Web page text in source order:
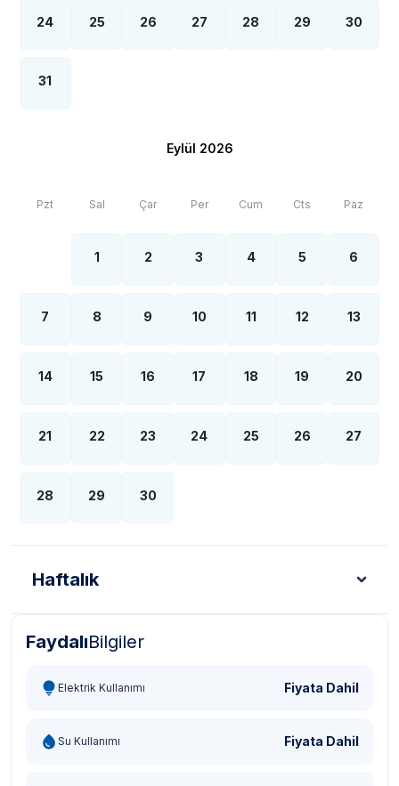
24 25 26 27 28 29 30
31
Eylül 2026
Pzt Sal Çar Per Cum Cts Paz
1 2 3 4 5 6
7 8 9 10 11 12 13
14 15 16 17 18 19 20
21 22 23 24 25 26 27
28 29 30
Haftalık
Türk Lirası - TL
FaydalıBilgiler
Elektrik Kullanımı Fiyata Dahil
Su Kullanımı Fiyata Dahil